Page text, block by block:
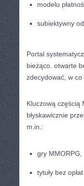
modelu
subiektywny
Portal
bieżąco. otwarte
zdecydować, w co
Kluczową częścią
błyskawicznie
m.in.:
gry MMORPG,
tytuły bez